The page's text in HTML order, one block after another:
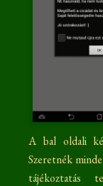
A bal oldali
Szeretnék
tájékoztatás